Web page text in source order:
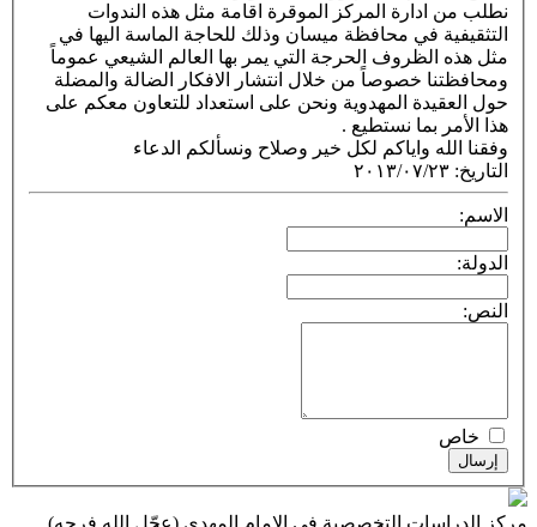
نطلب من ادارة المركز الموقرة اقامة مثل هذه الندوات
التثقيفية في محافظة ميسان وذلك للحاجة الماسة اليها في
مثل هذه الظروف الحرجة التي يمر بها العالم الشيعي عموماً
ومحافظتنا خصوصاً من خلال انتشار الافكار الضالة والمضلة
حول العقيدة المهدوية ونحن على استعداد للتعاون معكم على
هذا الأمر بما نستطيع .
وفقنا الله واياكم لكل خير وصلاح ونسألكم الدعاء
التاريخ: ٢٠١٣/٠٧/٢٣
الاسم:
الدولة:
النص:
خاص
إرسال
مركز الدراسات التخصصية في الإمام المهدي (عجّل الله فرجه)